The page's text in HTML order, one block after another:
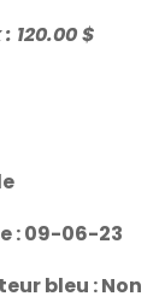
120.00 $
: 09-06-23
bleu : Non